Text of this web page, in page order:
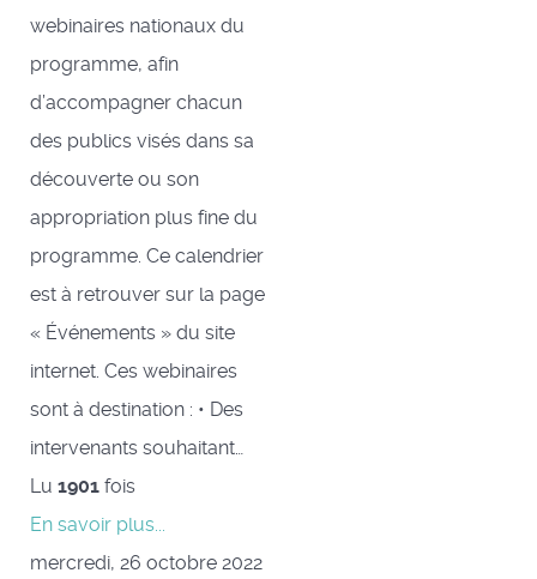
webinaires nationaux du
programme, afin
d’accompagner chacun
des publics visés dans sa
découverte ou son
appropriation plus fine du
programme. Ce calendrier
est à retrouver sur la page
« Événements » du site
internet. Ces webinaires
sont à destination : • Des
intervenants souhaitant…
Lu 1901 fois
En savoir plus...
mercredi, 26 octobre 2022